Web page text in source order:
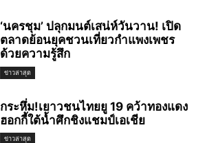
‘นครชุม’ ปลุกมนต์เสน่ห์วันวาน! เปิด
ตลาดย้อนยุคชวนเที่ยวกำแพงเพชร
ด้วยความรู้สึก
ข่าวล่าสุด
กระหึ่ม!เยาวชนไทยยู 19 คว้าทองแดง
ฮอกกี้ใต้น้ำศึกชิงแชมป์เอเชีย
ข่าวล่าสุด